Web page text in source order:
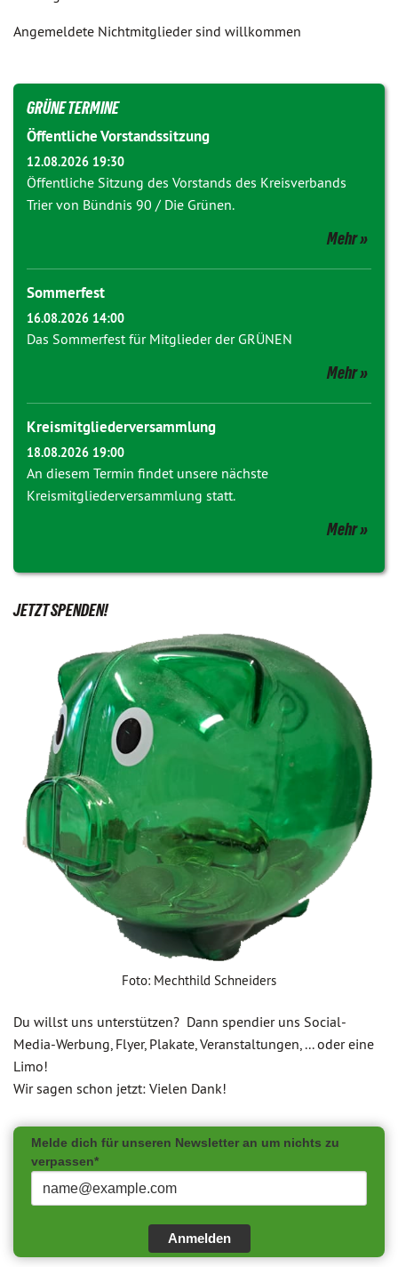
Angemeldete Nichtmitglieder sind willkommen
GRÜNE TERMINE
Öffentliche Vorstandssitzung
12.08.2026 19:30
Öffentliche Sitzung des Vorstands des Kreisverbands
Trier von Bündnis 90 / Die Grünen.
Mehr
Sommerfest
16.08.2026 14:00
Das Sommerfest für Mitglieder der GRÜNEN
Mehr
Kreismitgliederversammlung
18.08.2026 19:00
An diesem Termin findet unsere nächste
Kreismitgliederversammlung statt.
Mehr
JETZT SPENDEN!
Foto: Mechthild Schneiders
Du willst uns unterstützen? Dann spendier uns Social-
Media-Werbung, Flyer, Plakate, Veranstaltungen, ... oder eine
Limo!
Wir sagen schon jetzt: Vielen Dank!
Melde dich für unseren Newsletter an um nichts zu
verpassen*
Anmelden